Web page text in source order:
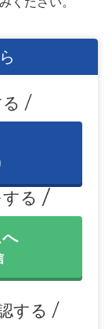
る
する